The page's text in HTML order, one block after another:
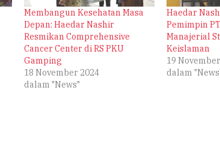
Membangun Kesehatan Masa
Depan: Haedar Nashir
Resmikan Comprehensive
Cancer Center di RS PKU
Gamping
18 November 2024
dalam "News"
Haedar
Pemimpin
Manajerial
Keislaman
19
dalam